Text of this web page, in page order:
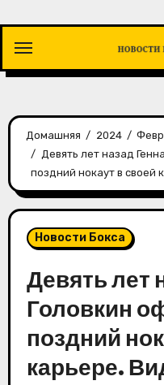
содержимому
Домашняя 2024
Девять лет назад
поздний нокаут в своей
Новости Бокса
Девять лет
Головкин
поздний
карьере.